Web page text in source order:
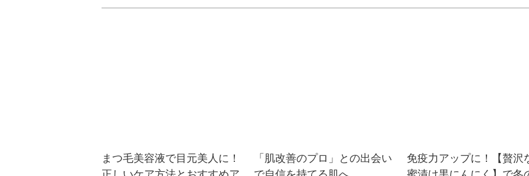
まつ毛美容液で目元美人に！
「肌改善のプロ」との出会い
免疫力アップに！【贅沢